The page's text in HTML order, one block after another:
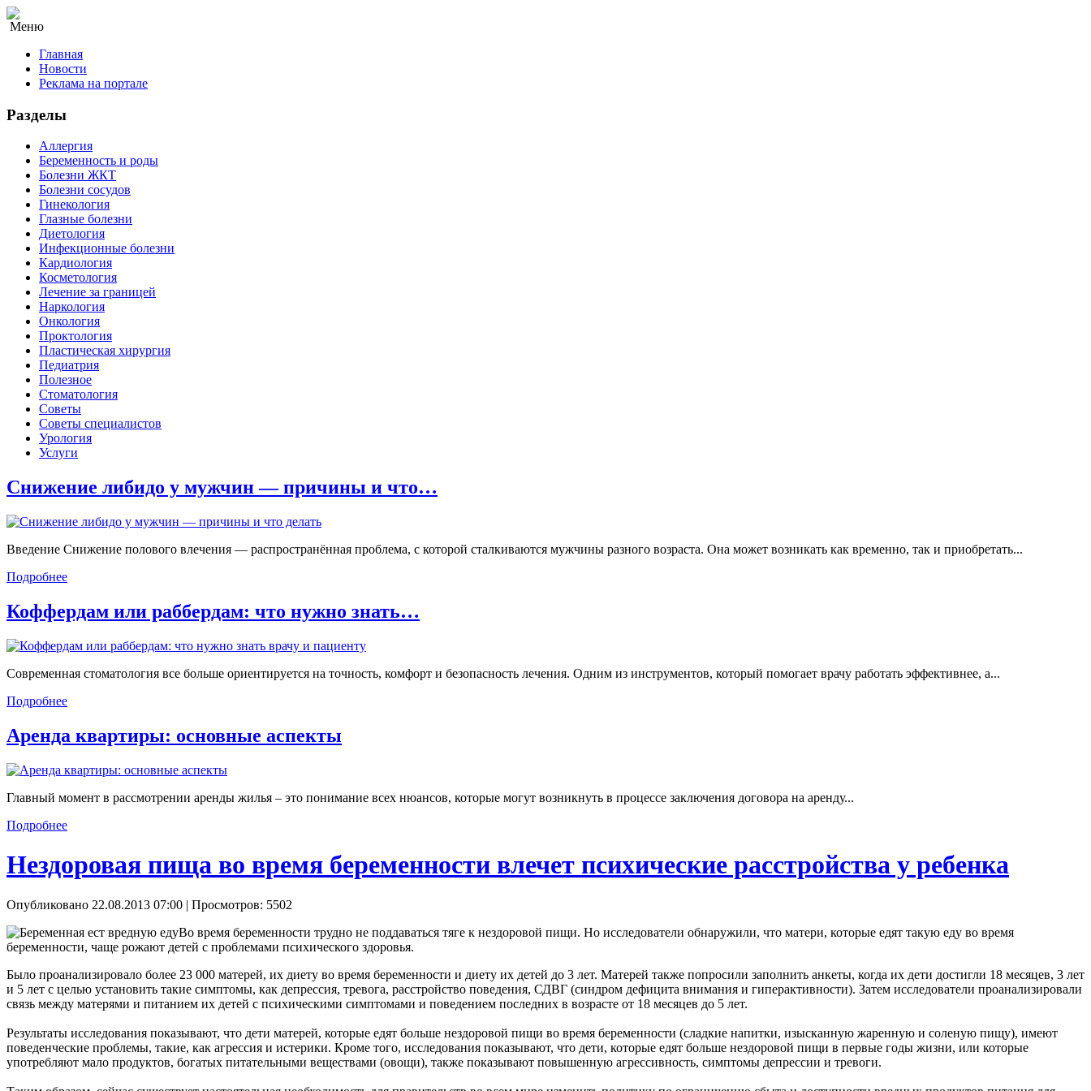
Меню
Главная
Новости
Реклама на портале
Разделы
Аллергия
Беременность и роды
Болезни ЖКТ
Болезни сосудов
Гинекология
Глазные болезни
Диетология
Инфекционные болезни
Кардиология
Косметология
Лечение за границей
Наркология
Онкология
Проктология
Пластическая хирургия
Педиатрия
Полезное
Стоматология
Советы
Советы специалистов
Урология
Услуги
Снижение либидо у мужчин — причины и что…
Введение Снижение полового влечения — распространённая проблема, с которой сталкиваются мужчины разного возраста. Она может возникать как временно, так и приобретать...
Подробнее
Коффердам или раббердам: что нужно знать…
Современная стоматология все больше ориентируется на точность, комфорт и безопасность лечения. Одним из инструментов, который помогает врачу работать эффективнее, а...
Подробнее
Аренда квартиры: основные аспекты
Главный момент в рассмотрении аренды жилья – это понимание всех нюансов, которые могут возникнуть в процессе заключения договора на аренду...
Подробнее
Нездоровая пища во время беременности влечет психические расстройства у ребенка
Опубликовано 22.08.2013 07:00 | Просмотров: 5502
Во время беременности трудно не поддаваться тяге к нездоровой пищи. Но исследователи обнаружили, что матери, которые едят такую еду во время
беременности, чаще рожают детей с проблемами психического здоровья.
Было проанализировало более 23 000 матерей, их диету во время беременности и диету их детей до 3 лет. Матерей также попросили заполнить анкеты, когда их дети достигли 18 месяцев, 3 лет
и 5 лет с целью установить такие симптомы, как депрессия, тревога, расстройство поведения, СДВГ (синдром дефицита внимания и гиперактивности). Затем исследователи проанализировали
связь между матерями и питанием их детей с психическими симптомами и поведением последних в возрасте от 18 месяцев до 5 лет.
Результаты исследования показывают, что дети матерей, которые едят больше нездоровой пищи во время беременности (сладкие напитки, изысканную жаренную и соленую пищу), имеют
поведенческие проблемы, такие, как агрессия и истерики. Кроме того, исследования показывают, что дети, которые едят больше нездоровой пищи в первые годы жизни, или которые
употребляют мало продуктов, богатых питательными веществами (овощи), также показывают повышенную агрессивность, симптомы депрессии и тревоги.